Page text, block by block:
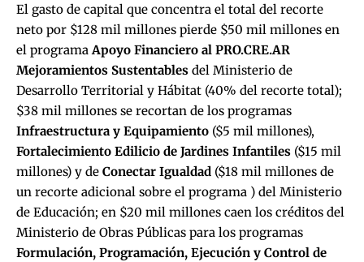
El gasto de capital que concentra el total del recorte
neto por $128 mil millones pierde $50 mil millones en
el programaApoyo Financiero al PRO.CRE.AR
Mejoramientos Sustentables del Ministerio de
Desarrollo Territorial y Hábitat (40% del recorte total);
$38 mil millones se recortan de los programas
Infraestructura y Equipamiento ($5 mil millones),
Fortalecimiento Edilicio de Jardines Infantiles ($15 mil
millones) y de Conectar Igualdad ($18 mil millones de
un recorte adicional sobre el programa ) del Ministerio
de Educación; en $20 mil millones caen los créditos del
Ministerio de Obras Públicas para los programas
Formulación, Programación, Ejecución y Control de